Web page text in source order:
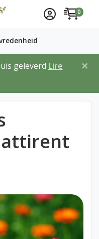
0
geleverd Lire
×
attirent